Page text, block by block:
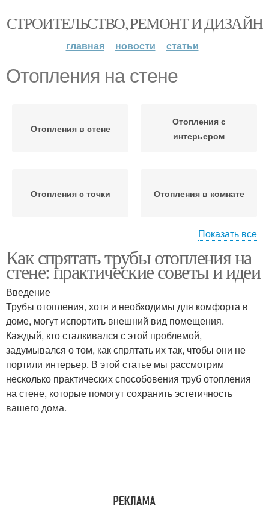
СТРОИТЕЛЬСТВО, РЕМОНТ И ДИЗАЙН
главная новости статьи
Отопления на стене
Отопления в стене
Отопления с
интерьером
Отопления с точки Отопления в комнате
Отопления без ущерба
гипсокартон
Отопления в частном
доме
Показать все
Как спрятать трубы отопления на
стене: практические советы и идеи
Введение
Трубы отопления, хотя и необходимы для комфорта в
доме, могут испортить внешний вид помещения.
Каждый, кто сталкивался с этой проблемой,
задумывался о том, как спрятать их так, чтобы они не
портили интерьер. В этой статье мы рассмотрим
несколько практических способовения труб отопления
на стене, которые помогут сохранить эстетичность
вашего дома.